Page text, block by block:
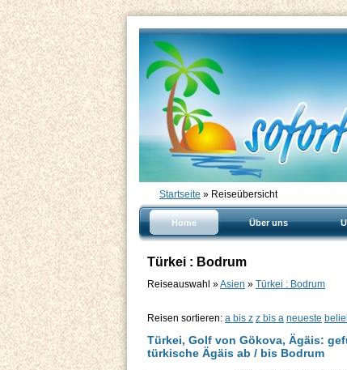
Startseite » Reiseübersicht
Home Über uns
Türkei : Bodrum
Reiseauswahl »Asien » Türkei : Bodrum
Reisen sortieren: a bis z z bis a neueste
Türkei, Golf von Gökova, Ägäis:
türkische Ägäis ab / bis Bodrum